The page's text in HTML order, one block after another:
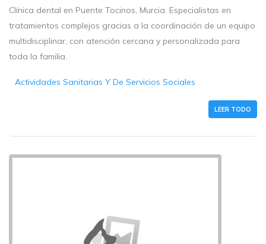
Clínica dental en Puente Tocinos, Murcia. Especialistas en
tratamientos complejos gracias a la coordinación de un equipo
multidisciplinar, con atención cercana y personalizada para
toda la familia.
Actividades Sanitarias Y De Servicios Sociales
LEER TODO